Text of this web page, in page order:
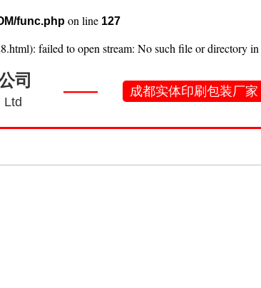
func.php on line 127
failed to open stream: No such file or directory in
司
Ltd
—— 成都实体印刷包装厂家